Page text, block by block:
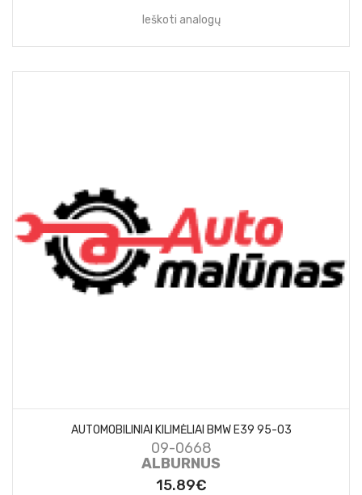
Ieškoti analogų
AUTOMOBILINIAI KILIMĖLIAI BMW E39 95-03
09-0668
ALBURNUS
15.89€